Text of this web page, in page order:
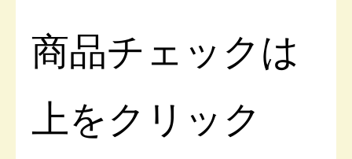
商品チェックは
上をクリック